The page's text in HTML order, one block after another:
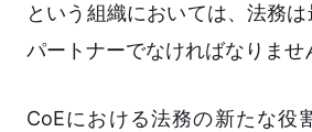
という組織においては、法務
パートナーでなければなりませ
CoEにおける法務の新たな役